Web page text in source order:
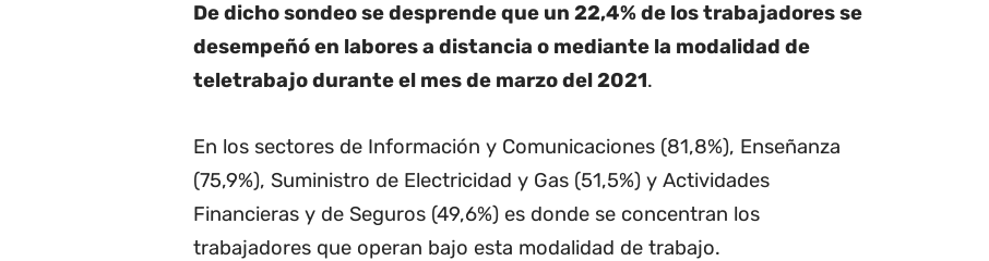
De dicho sondeo se desprende que un 22,4% de los trabajadores se
desempeñó en labores a distancia o mediante la modalidad de
teletrabajo durante el mes de marzo del 2021.
En los sectores de Información y Comunicaciones (81,8%), Enseñanza
(75,9%), Suministro de Electricidad y Gas (51,5%) y Actividades
Financieras y de Seguros (49,6%) es donde se concentran los
trabajadores que operan bajo esta modalidad de trabajo.